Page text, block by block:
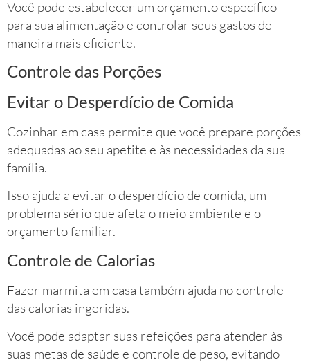
Você pode estabelecer um orçamento específico
para sua alimentação e controlar seus gastos de
maneira mais eficiente.
Controle das Porções
Evitar o Desperdício de Comida
Cozinhar em casa permite que você prepare porções
adequadas ao seu apetite e às necessidades da sua
família.
Isso ajuda a evitar o desperdício de comida, um
problema sério que afeta o meio ambiente e o
orçamento familiar.
Controle de Calorias
Fazer marmita em casa também ajuda no controle
das calorias ingeridas.
Você pode adaptar suas refeições para atender às
suas metas de saúde e controle de peso, evitando